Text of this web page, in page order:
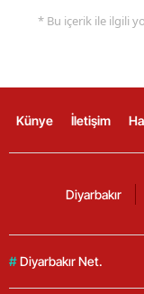
* Bu içerik ile ilgili
Künye İletişim
Diyarbakır
# Diyarbakır Net.